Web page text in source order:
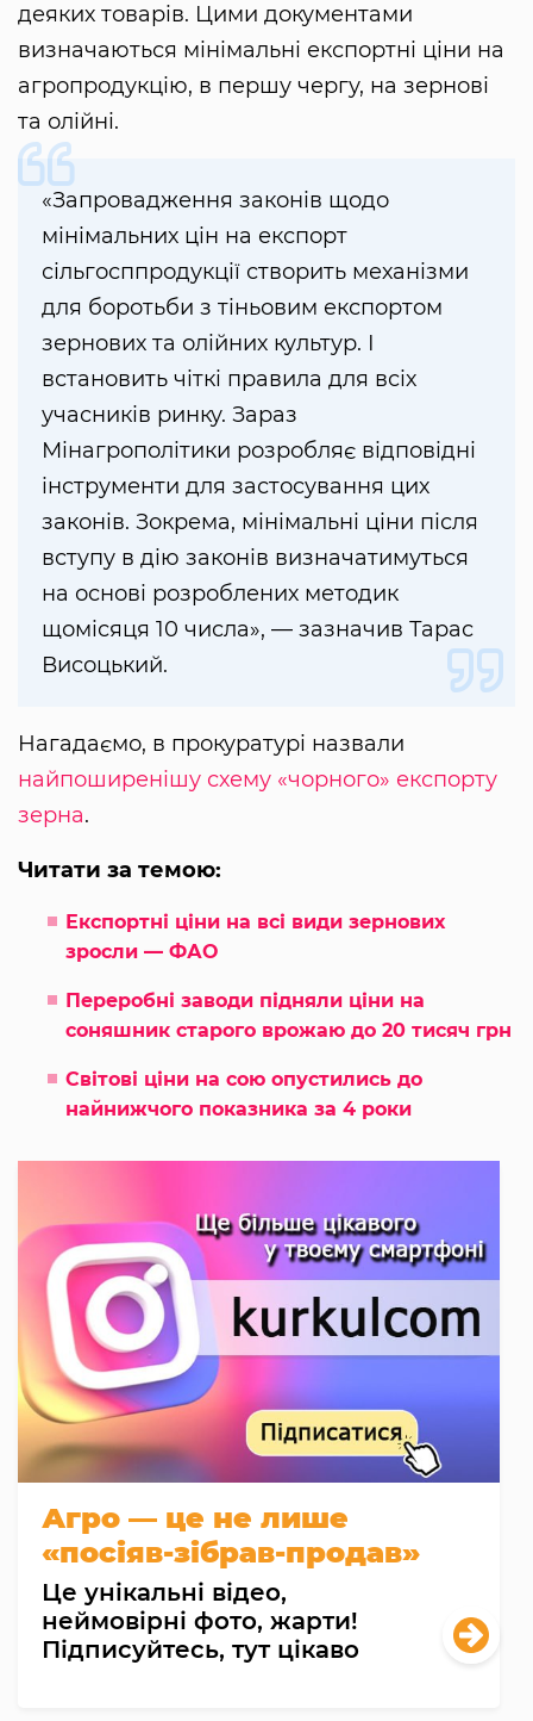
деяких товарів. Цими документами
визначаються мінімальні експортні ціни на
агропродукцію, в першу чергу, на зернові
та олійні.
«Запровадження законів щодо
мінімальних цін на експорт
сільгосппродукції створить механізми
для боротьби з тіньовим експортом
зернових та олійних культур. І
встановить чіткі правила для всіх
учасників ринку. Зараз
Мінагрополітики розробляє відповідні
інструменти для застосування цих
законів. Зокрема, мінімальні ціни після
вступу в дію законів визначатимуться
на основі розроблених методик
щомісяця 10 числа», — зазначив Тарас
Висоцький.
Нагадаємо, в прокуратурі назвали
найпоширенішу схему «чорного» експорту
зерна.
Читати за темою:
Експортні ціни на всі види зернових
зросли — ФАО
Переробні заводи підняли ціни на
соняшник старого врожаю до 20 тисяч грн
Світові ціни на сою опустились до
найнижчого показника за 4 роки
Агро — це не лише
«посіяв-зібрав-продав»
Це унікальні відео,
неймовірні фото, жарти!
Підписуйтесь, тут цікаво